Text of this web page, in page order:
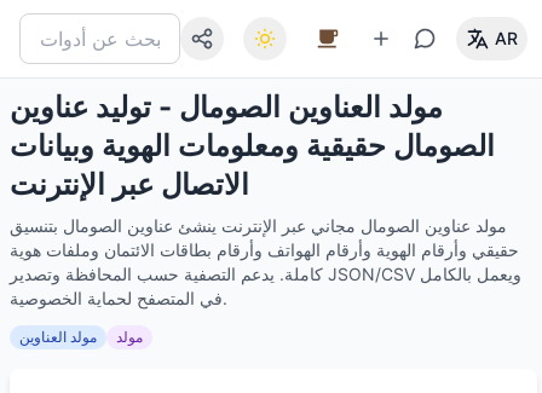
AR
مولد العناوين الصومال - توليد عناوين
الصومال حقيقية ومعلومات الهوية وبيانات
الاتصال عبر الإنترنت
مولد عناوين الصومال مجاني عبر الإنترنت ينشئ عناوين الصومال بتنسيق
حقيقي وأرقام الهوية وأرقام الهواتف وأرقام بطاقات الائتمان وملفات هوية
كاملة. يدعم التصفية حسب المحافظة وتصدير JSON/CSV ويعمل بالكامل
في المتصفح لحماية الخصوصية.
مولد العناوين مولد